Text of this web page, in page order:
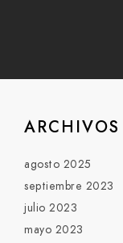
ARCHIVOS
agosto 2025
septiembre 2023
julio 2023
mayo 2023